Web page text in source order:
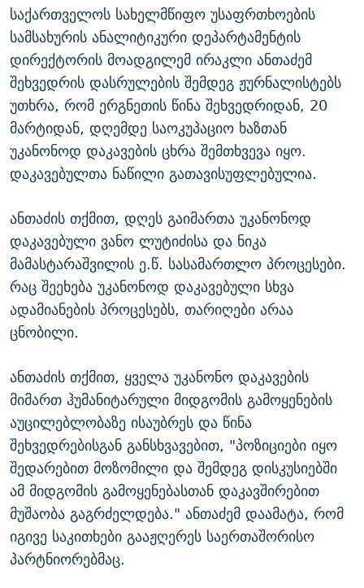
საქართველოს სახელმწიფო უსაფრთხოების
სამსახურის ანალიტიკური დეპარტამენტის
დირექტორის მოადგილემ ირაკლი ანთაძემ
შეხვედრის დასრულების შემდეგ ჟურნალისტებს
უთხრა, რომ ერგნეთის წინა შეხვედრიდან, 20
მარტიდან, დღემდე საოკუპაციო ხაზთან
უკანონოდ დაკავების ცხრა შემთხვევა იყო.
დაკავებულთა ნაწილი გათავისუფლებულია.
ანთაძის თქმით, დღეს გაიმართა უკანონოდ
დაკავებული ვანო ლუტიძისა და ნიკა
მამასტარაშვილის ე.წ. სასამართლო პროცესები.
რაც შეეხება უკანონოდ დაკავებული სხვა
ადამიანების პროცესებს, თარიღები არაა
ცნობილი.
ანთაძის თქმით, ყველა უკანონო დაკავების
მიმართ ჰუმანიტარული მიდგომის გამოყენების
აუცილებლობაზე ისაუბრეს და წინა
შეხვედრებისგან განსხვავებით, "პოზიციები იყო
შედარებით მოზომილი და შემდეგ დისკუსიებში
ამ მიდგომის გამოყენებასთან დაკავშირებით
მუშაობა გაგრძელდება." ანთაძემ დაამატა, რომ
იგივე საკითხები გააჟღერეს საერთაშორისო
პარტნიორებმაც.